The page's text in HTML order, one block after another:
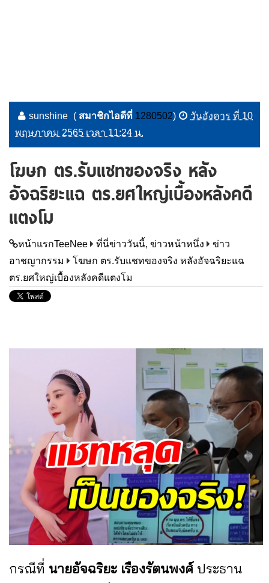
sunshine ( สมาชิกไอดีที่ 1280502)
วันอังคาร ที่ 10
พฤษภาคม 2565 เวลา 11:24 น.
โฆษก ตร.รับแชทของจริง หลัง
อัจฉริยะแฉ ตร.ยศใหญ่เบื้องหลังคดี
แตงโม
หน้าแรกTeeNee ที่นี่ข่าววันนี้, ข่าวหน้าหนึ่ง
ข่าว
อาชญากรรม
โฆษก ตร.รับแชทของจริง หลังอัจฉริยะแฉ
ตร.ยศใหญ่เบื้องหลังคดีแตงโม
กรณีที่ นายอัจฉริยะ เรืองรัตนพงศ์ ประธาน